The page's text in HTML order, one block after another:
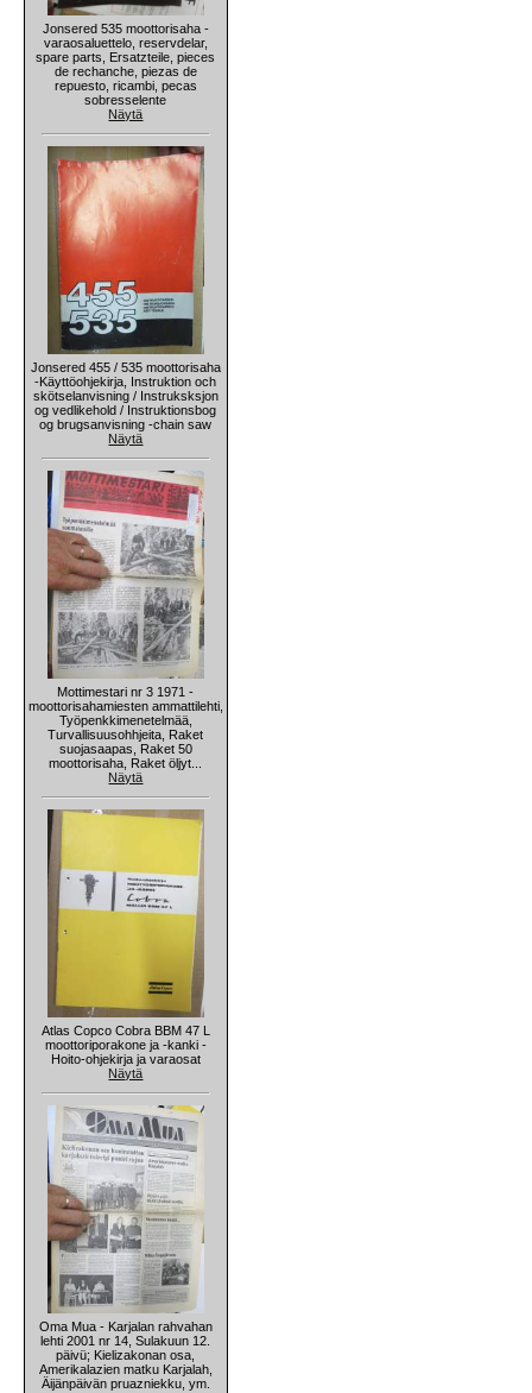
Jonsered 535 moottorisaha -
varaosaluettelo, reservdelar,
spare parts, Ersatzteile, pieces
de rechanche, piezas de
repuesto, ricambi, pecas
sobresselente
Näytä
Jonsered 455 / 535 moottorisaha
-Käyttöohjekirja, Instruktion och
skötselanvisning / Instruksksjon
og vedlikehold / Instruktionsbog
og brugsanvisning -chain saw
Näytä
Mottimestari nr 3 1971 -
moottorisahamiesten ammattilehti,
Työpenkkimenetelmää,
Turvallisuusohhjeita, Raket
suojasaapas, Raket 50
moottorisaha, Raket öljyt...
Näytä
Atlas Copco Cobra BBM 47 L
moottoriporakone ja -kanki -
Hoito-ohjekirja ja varaosat
Näytä
Oma Mua - Karjalan rahvahan
lehti 2001 nr 14, Sulakuun 12.
päivü; Kielizakonan osa,
Amerikalazien matku Karjalah,
Äijänpäivän pruazniekku, ym.